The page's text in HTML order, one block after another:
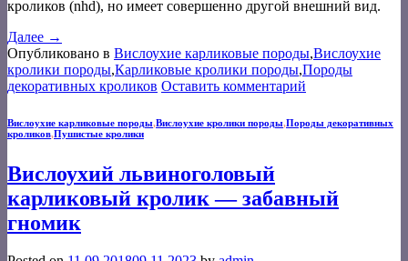
кроликов (nhd), но имеет совершенно другой внешний вид.
Далее →
Опубликовано в Вислоухие карликовые породы,Вислоухие
кролики породы,Карликовые кролики породы,Породы
декоративных кроликов Оставить комментарий
Вислоухие карликовые породы,Вислоухие кролики породы,Породы декоративных
кроликов,Пушистые кролики
Вислоухий львиноголовый
карликовый кролик — забавный
гномик